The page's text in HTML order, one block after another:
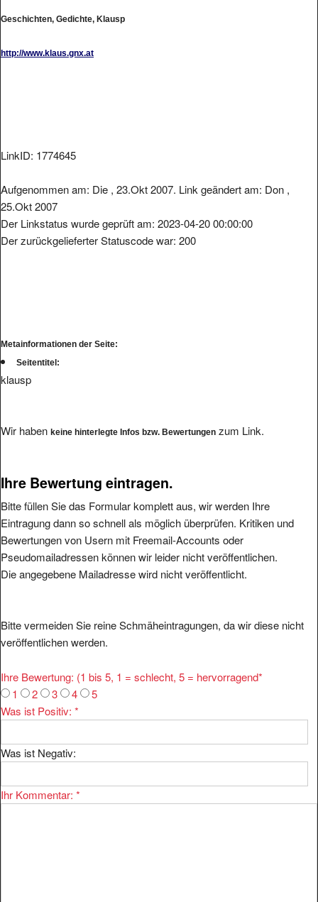
Geschichten, Gedichte, Klausp
http://www.klaus.gnx.at
LinkID: 1774645
Aufgenommen am: Die , 23.Okt 2007. Link geändert am: Don ,
25.Okt 2007
Der Linkstatus wurde geprüft am: 2023-04-20 00:00:00
Der zurückgelieferter Statuscode war: 200
Metainformationen der Seite:
Seitentitel:
klausp
Wir haben keine hinterlegte Infos bzw. Bewertungen zum Link.
Ihre Bewertung eintragen.
Bitte füllen Sie das Formular komplett aus, wir werden Ihre
Eintragung dann so schnell als möglich überprüfen. Kritiken und
Bewertungen von Usern mit Freemail-Accounts oder
Pseudomailadressen können wir leider nicht veröffentlichen.
Die angegebene Mailadresse wird nicht veröffentlicht.
Bitte vermeiden Sie reine Schmäheintragungen, da wir diese nicht
veröffentlichen werden.
Ihre Bewertung: (1 bis 5, 1 = schlecht, 5 = hervorragend*
1
2 3 4
5
Was ist Positiv: *
Was ist Negativ:
Ihr Kommentar: *